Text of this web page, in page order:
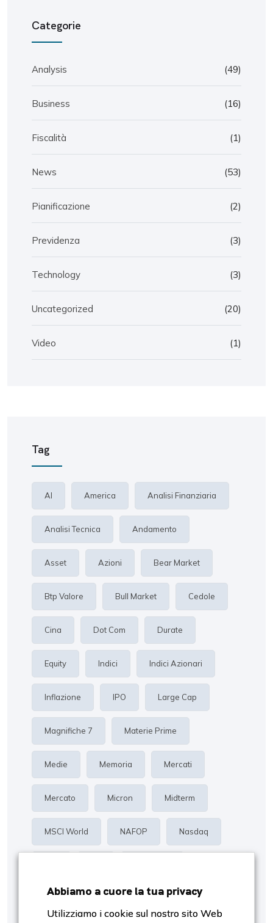
Categorie
Analysis (49)
Business (16)
Fiscalità (1)
News (53)
Pianificazione (2)
Previdenza (3)
Technology (3)
Uncategorized (20)
Video (1)
Tag
AI America Analisi Finanziaria
Analisi Tecnica Andamento
Asset Azioni Bear Market
Btp Valore Bull Market Cedole
Cina Dot Com Durate
Equity Indici Indici Azionari
Inflazione IPO Large Cap
Magnifiche 7 Materie Prime
Medie Memoria Mercati
Mercato Micron Midterm
MSCI World NAFOP Nasdaq
Rendimento Risk Management
Abbiamo a cuore la tua privacy
Utilizziamo i cookie sul nostro sito Web